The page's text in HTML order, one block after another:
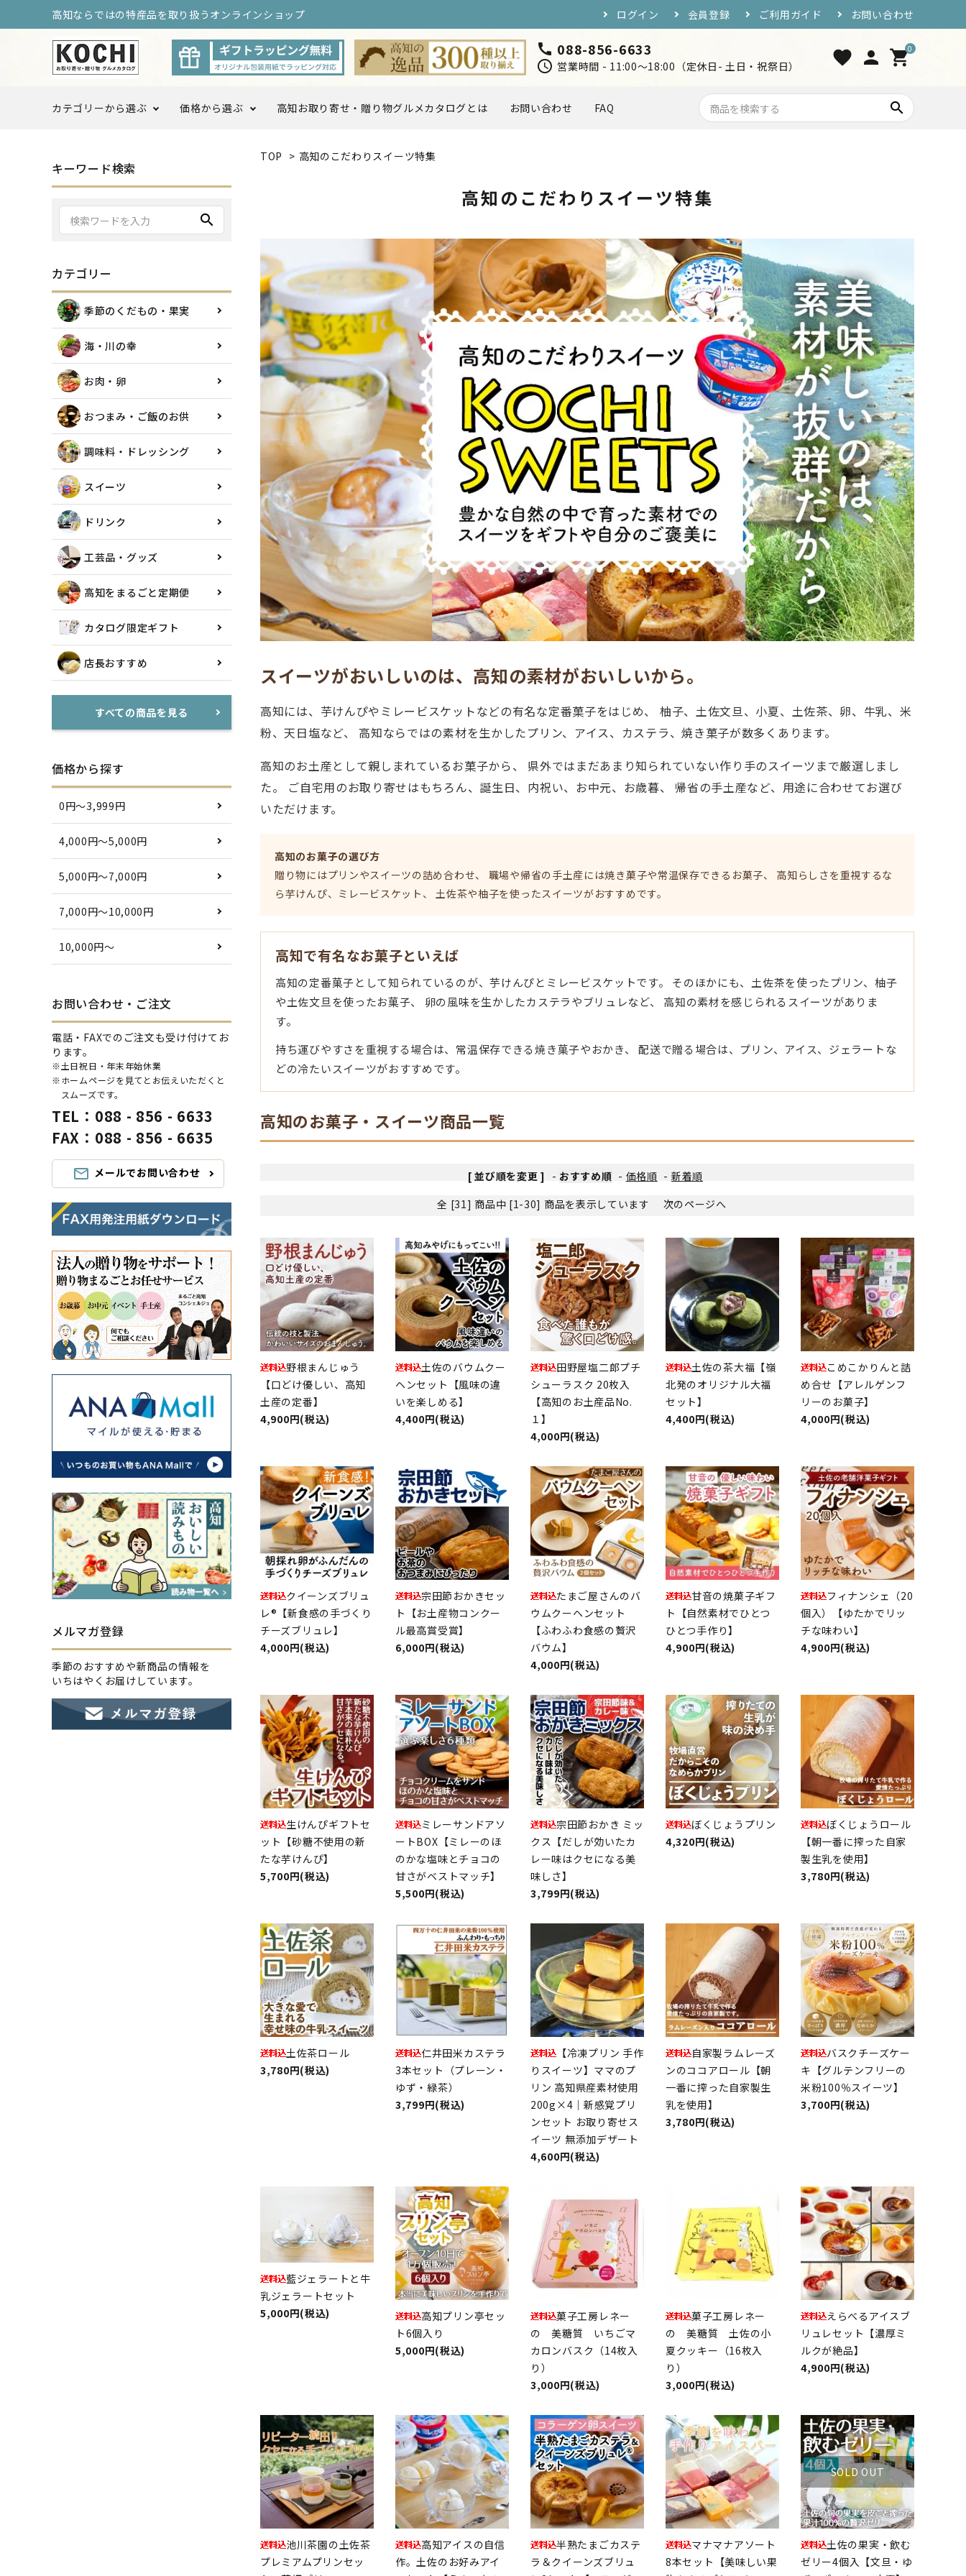
高知ならではの特産品を取り扱うオンラインショップ ログイン 会員登録 ご利用ガイド お問い合わせ
call 088-856-6633
schedule 営業時間 - 11:00～18:00（定休日- 土日・祝祭日） favorite person 0
shopping_cart
カテゴリーから選ぶ
季節のくだもの・果実
調味料・ドレッシング
高知をまるごと定期便
高知お取り寄せ・贈り物グルメカタ
ログ限定ギフト
店長おすすめ
価格から選ぶ
〜3,999円 4,000円〜5,000円
10,000円以上〜
高知お取り寄せ・贈り物グルメカタログとは お問い合わせ FAQ search
TOP > 高知のこだわりスイーツ特集
高知のこだわりスイーツ特集
スイーツがおいしいのは、高知の素材がおいしいから。
高知には、芋けんぴやミレービスケットなどの有名な定番菓子をはじめ、 柚子、土佐文旦、小夏、土佐茶、卵、牛乳、米
粉、天日塩など、 高知ならではの素材を生かしたプリン、アイス、カステラ、焼き菓子が数多くあります。
高知のお土産として親しまれているお菓子から、 県外ではまだあまり知られていない作り手のスイーツまで厳選しまし
た。 ご自宅用のお取り寄せはもちろん、誕生日、内祝い、お中元、お歳暮、 帰省の手土産など、用途に合わせてお選び
いただけます。
高知のお菓子の選び方
贈り物にはプリンやスイーツの詰め合わせ、 職場や帰省の手土産には焼き菓子や常温保存できるお菓子、 高知らしさを重視するな
ら芋けんぴ、ミレービスケット、 土佐茶や柚子を使ったスイーツがおすすめです。
高知で有名なお菓子といえば
高知の定番菓子として知られているのが、芋けんぴとミレービスケットです。 そのほかにも、土佐茶を使ったプリン、柚子
や土佐文旦を使ったお菓子、 卵の風味を生かしたカステラやブリュレなど、 高知の素材を感じられるスイーツがありま
す。
持ち運びやすさを重視する場合は、常温保存できる焼き菓子やおかき、 配送で贈る場合は、プリン、アイス、ジェラートな
どの冷たいスイーツがおすすめです。
高知のお菓子・スイーツ商品一覧
[ 並び順を変更 ] - おすすめ順 - 価格順 - 新着順
全 [31] 商品中 [1-30] 商品を表示しています
次のページへ
野根まんじゅう
【口どけ優しい、高知
土産の定番】
4,900円(税込)
土佐のバウムクー
ヘンセット【風味の違
いを楽しめる】
4,400円(税込)
田野屋塩二郎プチ
シューラスク 20枚入
【高知のお土産品No.
１】
4,000円(税込)
土佐の茶大福【嶺
北発のオリジナル大福
セット】
4,400円(税込)
こめこかりんと詰
め合せ【アレルゲンフ
リーのお菓子】
4,000円(税込)
クイーンズブリュ
レ®【新食感の手づくり
チーズブリュレ】
4,000円(税込)
宗田節おかきセッ
ト【お土産物コンクー
ル最高賞受賞】
6,000円(税込)
たまご屋さんのバ
ウムクーヘンセット
【ふわふわ食感の贅沢
バウム】
4,000円(税込)
甘音の焼菓子ギフ
ト【自然素材でひとつ
ひとつ手作り】
4,900円(税込)
フィナンシェ（20
個入）【ゆたかでリッ
チな味わい】
4,900円(税込)
生けんぴギフトセ
ット【砂糖不使用の新
たな芋けんぴ】
5,700円(税込)
ミレーサンドアソ
ートBOX【ミレーのほ
のかな塩味とチョコの
甘さがベストマッチ】
5,500円(税込)
宗田節おかき ミッ
クス【だしが効いたカ
レー味はクセになる美
味しさ】
3,799円(税込)
ぼくじょうプリン
4,320円(税込)
ぼくじょうロール
【朝一番に搾った自家
製生乳を使用】
3,780円(税込)
土佐茶ロール
3,780円(税込)
仁井田米カステラ
3本セット（プレーン・
ゆず・緑茶）
3,799円(税込)
【冷凍プリン 手作
りスイーツ】ママのプ
リン 高知県産素材使用
200g×4｜新感覚プリ
ンセット お取り寄せス
イーツ 無添加デザート
4,600円(税込)
自家製ラムレーズ
ンのココアロール【朝
一番に搾った自家製生
乳を使用】
3,780円(税込)
バスクチーズケー
キ【グルテンフリーの
米粉100％スイーツ】
3,700円(税込)
藍ジェラートと牛
乳ジェラートセット
5,000円(税込)
高知プリン亭セッ
ト6個入り
5,000円(税込)
菓子工房レネー
の 美糖質 いちごマ
カロンバスク（14枚入
り）
3,000円(税込)
菓子工房レネー
の 美糖質 土佐の小
夏クッキー（16枚入
り）
3,000円(税込)
えらべるアイスブ
リュレセット【濃厚ミ
ルクが絶品】
4,900円(税込)
池川茶園の土佐茶
プレミアムプリンセッ
高知アイスの自信
作。土佐のお好みアイ
半熟たまごカステ
ラ＆クイーンズブリュ
マナマナアソート
8本セット【美味しい果
SOLD OUT
土佐の果実・飲む
ゼリー4個入【文旦・ゆ
キーワード検索
search
カテゴリー
季節のくだもの・果実
海・川の幸
お肉・卵
おつまみ・ご飯のお供
調味料・ドレッシング
スイーツ
ドリンク
工芸品・グッズ
高知をまるごと定期便
カタログ限定ギフト
店長おすすめ
すべての商品を見る
価格から探す
0円〜3,999円
4,000円〜5,000円
5,000円〜7,000円
7,000円〜10,000円
10,000円〜
お問い合わせ・ご注文
電話・FAXでのご注文も受け付けてお
ります。
※土日祝日・年末年始休業
※ホームページを見てとお伝えいただくと
スムーズです。
TEL：088 - 856 - 6633
FAX：088 - 856 - 6635
mail_outline メールでお問い合わせ
メルマガ登録
季節のおすすめや新商品の情報を
いちはやくお届けしています。